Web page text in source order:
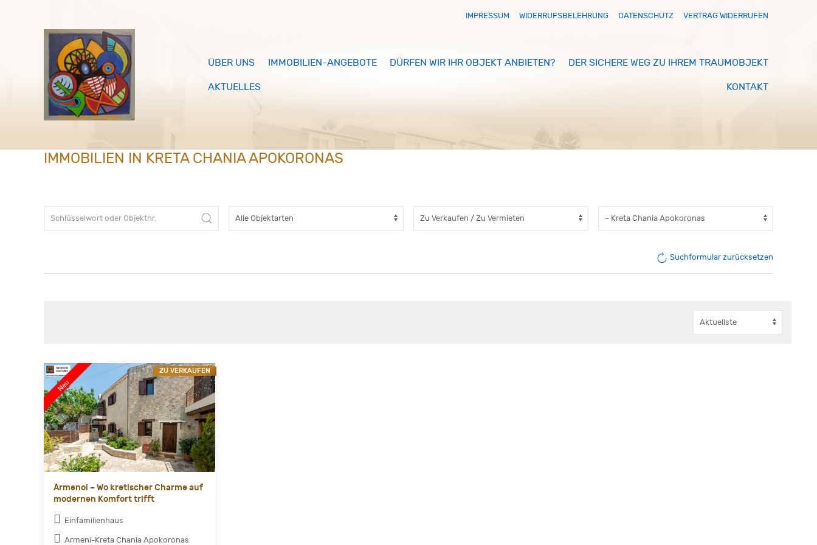
IMPRESSUM WIDERRUFSBELEHRUNG DATENSCHUTZ VERTRAG WIDERRUFEN
ÜBER UNS IMMOBILIEN-ANGEBOTE DÜRFEN WIR IHR OBJEKT ANBIETEN? DER SICHERE WEG ZU IHREM TRAUMOBJEKT
AKTUELLES KONTAKT
IMMOBILIEN IN KRETA CHANIA APOKORONAS
Suchformular zurücksetzen
Αrmenoi – Wo kretischer Charme auf
modernen Komfort trifft
Einfamilienhaus
Armeni-Kreta Chania Apokoronas
ZU VERKAUFEN